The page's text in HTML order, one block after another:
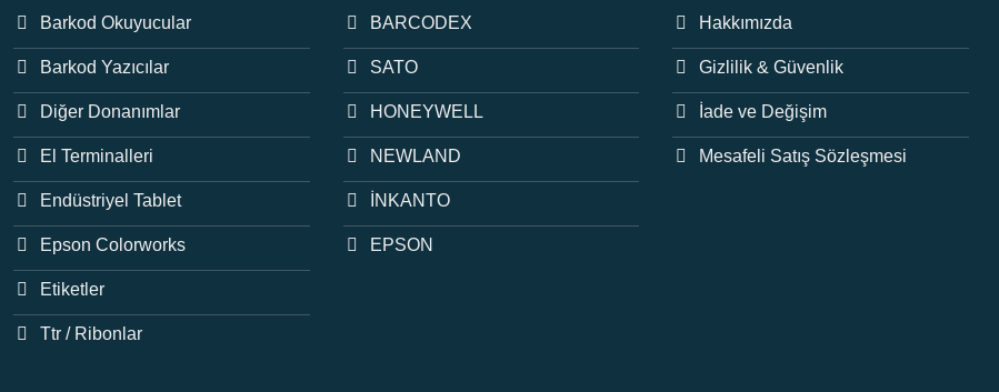
Barkod Okuyucular
Barkod Yazıcılar
Diğer Donanımlar
El Terminalleri
Endüstriyel Tablet
Epson Colorworks
Etiketler
Ttr / Ribonlar
BARCODEX
SATO
HONEYWELL
NEWLAND
İNKANTO
EPSON
Hakkımızda
Gizlilik & Güvenlik
İade ve Değişim
Mesafeli Satış Sözleşmesi